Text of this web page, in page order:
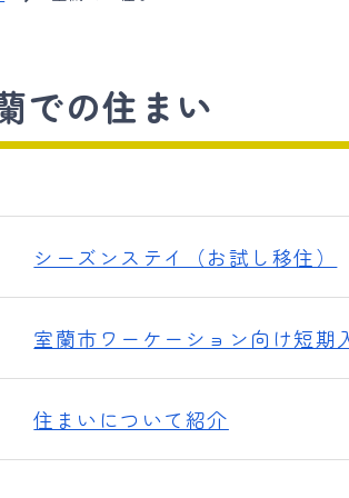
での住まい
シーズンステイ（お試し移住）
室蘭市ワーケーション向け短期
住まいについて紹介